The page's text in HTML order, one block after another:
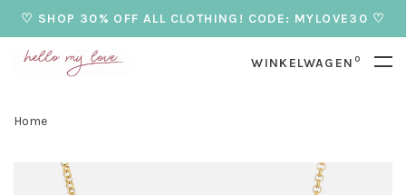
♡ SHOP 30% OFF ALL CLOTHING! CODE: MYLOVE30 ♡
WINKELWAGEN 0
Home